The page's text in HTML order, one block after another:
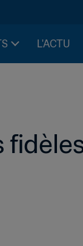
L'ACTU